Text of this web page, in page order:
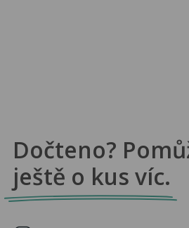
Dočteno?
ještě o kus víc.